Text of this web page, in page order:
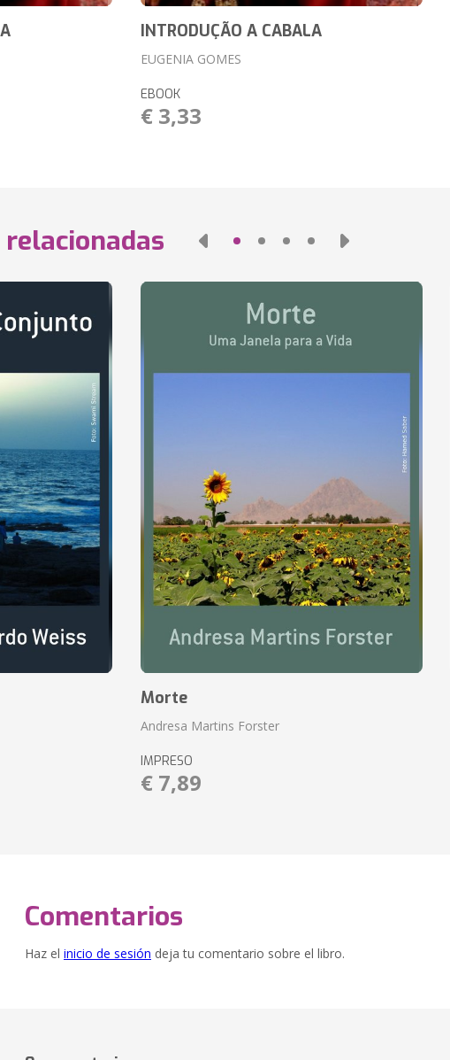
INTRODUÇÃO A CABALA
EUGENIA GOMES
EBOOK
€ 3,33
Morte
Andresa Martins Forster
IMPRESO
€ 7,89
Comentarios
Haz el inicio de sesión deja tu comentario sobre el libro.